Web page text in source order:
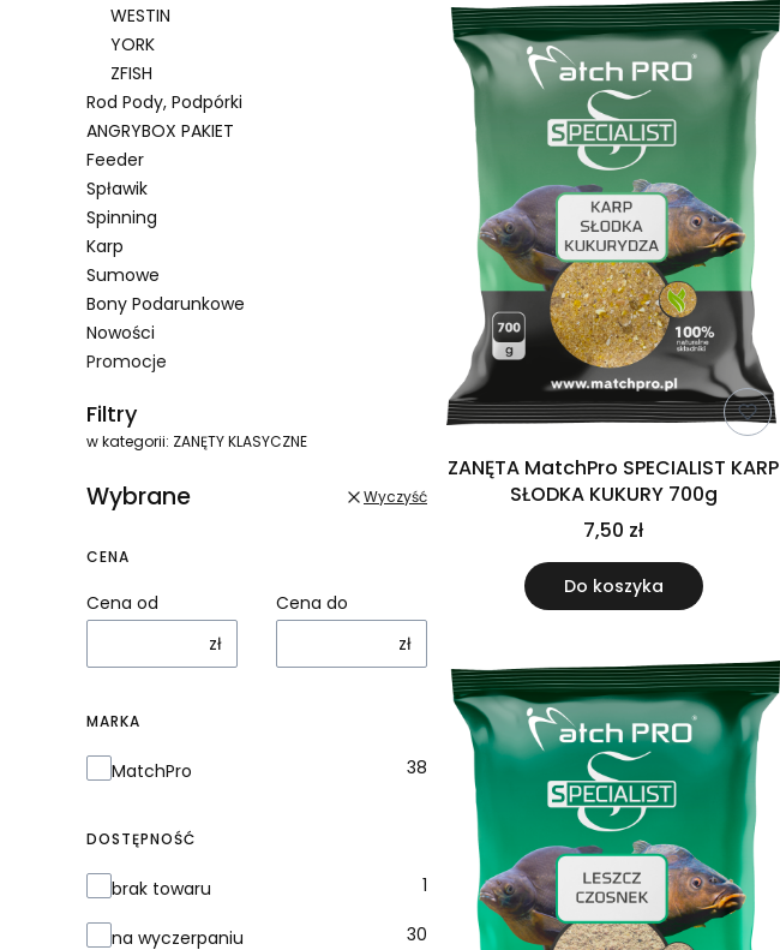
WESTIN
YORK
ZFISH
Rod Pody, Podpórki
ANGRYBOX PAKIET
Feeder
Spławik
Spinning
Karp
Sumowe
Bony Podarunkowe
Nowości
Promocje
Filtry
w kategorii: ZANĘTY KLASYCZNE
Wybrane Wyczyść
CENA
Cena od
zł
Cena do
zł
MARKA
Marka
MatchPro 38
DOSTĘPNOŚĆ
Dostępność
brak towaru 1
na wyczerpaniu 30
ZANĘTA MatchPro SPECIALIST KARP
SŁODKA KUKURY 700g
7,50 zł
Do koszyka